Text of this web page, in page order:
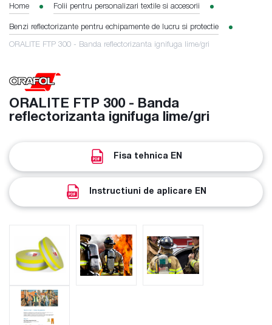
Home Folii pentru personalizari textile si accesorii
Benzi reflectorizante pentru echipamente de lucru si protectie
ORALITE FTP 300 - Banda reflectorizanta ignifuga lime/gri
ORALITE FTP 300 - Banda
reflectorizanta ignifuga lime/gri
Fisa tehnica EN
Instructiuni de aplicare EN